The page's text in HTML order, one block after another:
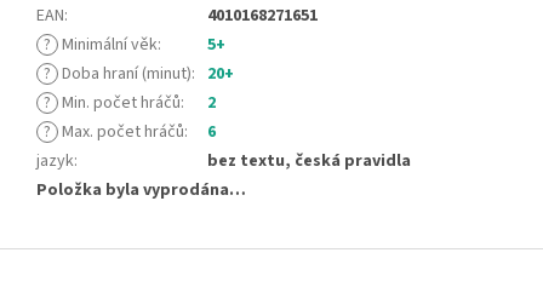
EAN:
4010168271651
? Minimální věk:
5+
? Doba hraní (minut): 20+
? Min. počet hráčů:
2
? Max. počet hráčů:
6
jazyk:
bez textu, česká pravidla
Položka byla vyprodána…